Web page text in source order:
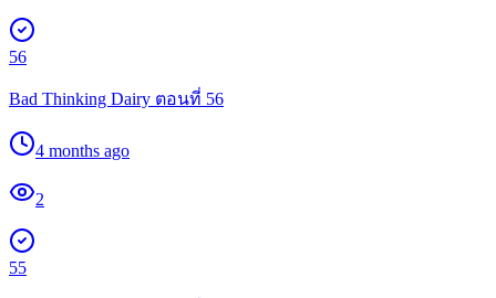
56
Bad Thinking Dairy ตอนที่ 56
4 months ago
2
55